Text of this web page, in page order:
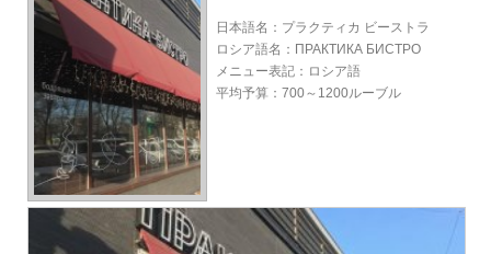
日本語名：プラクティカ ビーストラ
ロシア語名：ПРАКТИКА БИСТРО
メニュー表記：ロシア語
平均予算：700～1200ルーブル